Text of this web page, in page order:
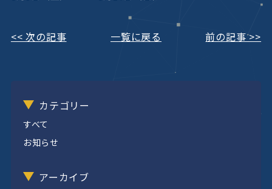
<< 次の記事 一覧に戻る 前の記事 >>
カテゴリー
すべて
お知らせ
アーカイブ